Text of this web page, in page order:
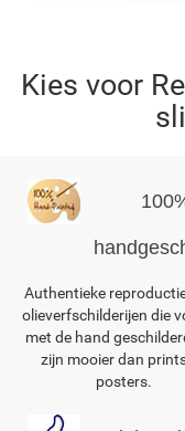
Kies voor
Authentieke
olieverfschilderijen die
met de hand
zijn mooier dan
posters.